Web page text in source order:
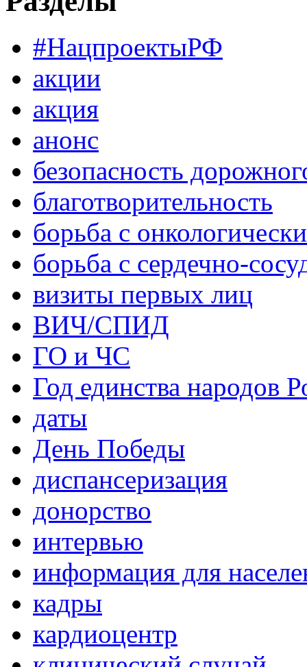
#НацпроектыРФ
акции
акция
анонс
безопасность
благотворительность
борьба с
борьба с сердечно-
визиты первых лиц
ВИЧ/СПИД
ГО и ЧС
Год единства народов
даты
День Победы
диспансеризация
донорство
интервью
информация для
кадры
кардиоцентр